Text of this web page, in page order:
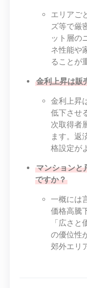
エリアご
ズ等で厳
ット層の
ネ性能や
ることが
金利上昇は販
金利上昇
低下させ
次取得者
ます。返
格設定が
マンションと
ですか？
一概には
価格高騰
「広さ
の優位性
郊外エリ